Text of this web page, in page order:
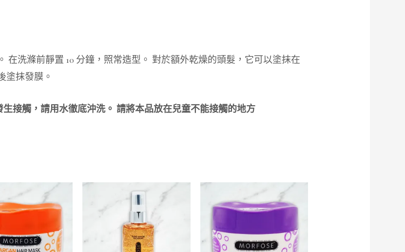
在洗滌前靜置 10 分鐘，照常造型。 對於額外乾燥的頭髮，它可以塗抹在
塗抹發膜。
接觸，請用水徹底沖洗。 請將本品放在兒童不能接觸的地方